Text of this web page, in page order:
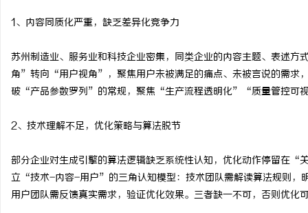
1、内容同质化严重，缺乏差异化竞争力
苏州制造业、服务业和科技企业密集，同类企业的内容主题、表述
角”转向“用户视角”，聚焦用户未被满足的痛点、未被言说的需求
破“产品参数罗列”的常规，聚焦“生产流程透明化”“质量管控可
2、技术理解不足，优化策略与算法脱节
部分企业对生成引擎的算法逻辑缺乏系统性认知，优化动作停留在
立“技术-内容-用户”的三角认知模型：技术团队需解读算法规则，
用户团队需反馈真实需求，验证优化效果。三者缺一不可，否则优